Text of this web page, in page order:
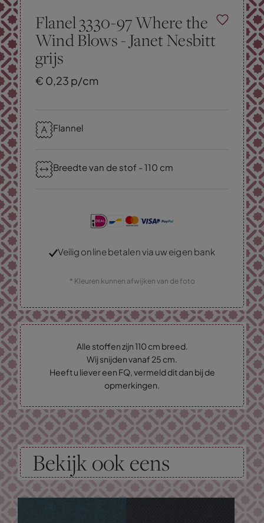
Flanel 3330-97 Where the
Wind Blows - Janet Nesbitt
grijs
€ 0,23 p/cm
Flannel
Breedte van de stof - 110 cm
Veilig online betalen via uw eigen bank
* Kleuren kunnen afwijken van de foto
Alle stoffen zijn 110 cm breed.
Wij snijden vanaf 25 cm.
Heeft u liever een FQ, vermeld dit dan bij de
opmerkingen.
Bekijk ook eens